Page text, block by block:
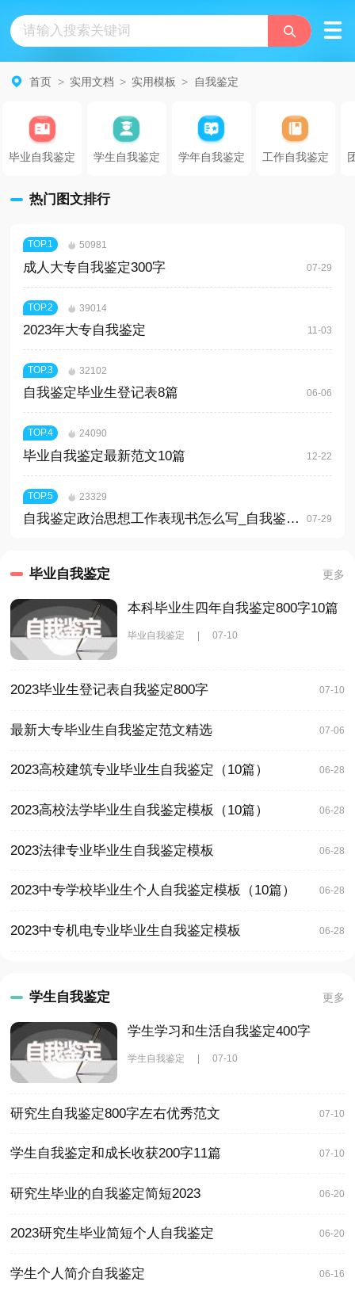
首页 > 实用文档 > 实用模板 > 自我鉴定
毕业自我鉴定 学生自我鉴定 学年自我鉴定 工作自我鉴定
热门图文排行
TOP.1 50981
成人大专自我鉴定300字 07-29
TOP.2 39014
2023年大专自我鉴定 11-03
TOP.3 32102
自我鉴定毕业生登记表8篇 06-06
TOP.4 24090
毕业自我鉴定最新范文10篇 12-22
TOP.5 23329
自我鉴定政治思想工作表现书怎么写_自我鉴定政治思想 07-29
毕业自我鉴定 更多
本科毕业生四年自我鉴定800字10篇
毕业自我鉴定 | 07-10
2023毕业生登记表自我鉴定800字 07-10
最新大专毕业生自我鉴定范文精选 07-06
2023高校建筑专业毕业生自我鉴定（10篇） 06-28
2023高校法学毕业生自我鉴定模板（10篇） 06-28
2023法律专业毕业生自我鉴定模板 06-28
2023中专学校毕业生个人自我鉴定模板（10篇） 06-28
2023中专机电专业毕业生自我鉴定模板 06-28
学生自我鉴定 更多
学生学习和生活自我鉴定400字
学生自我鉴定 07-10
研究生自我鉴定800字左右优秀范文 07-10
学生自我鉴定和成长收获200字11篇 07-10
研究生毕业的自我鉴定简短2023 06-20
2023研究生毕业简短个人自我鉴定 06-20
学生个人简介自我鉴定 06-16